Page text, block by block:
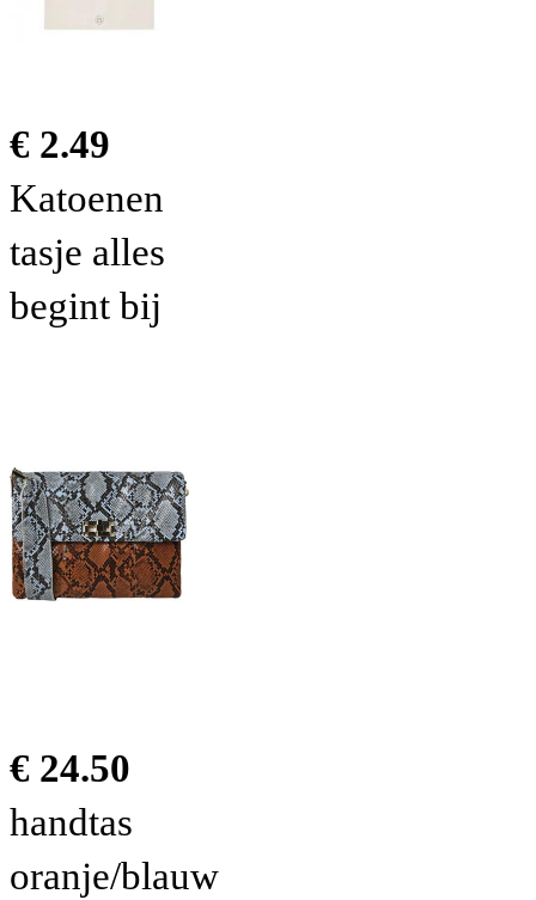
€ 2.49
Katoenen
tasje alles
begint bij
€ 24.50
handtas
oranje/blauw